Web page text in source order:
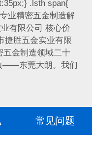
.lsth span{
业精密五金制造解
有限公司 核心价
捷胜五金实业有限
五金制造领域二十
——东莞大朗。我们
常见问题